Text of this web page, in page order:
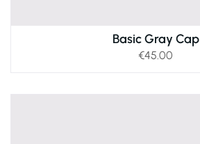
Basic Gray Cap
€45.00